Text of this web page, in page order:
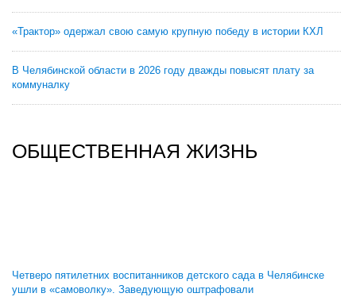
«Трактор» одержал свою самую крупную победу в истории КХЛ
В Челябинской области в 2026 году дважды повысят плату за
коммуналку
ОБЩЕСТВЕННАЯ ЖИЗНЬ
Четверо пятилетних воспитанников детского сада в Челябинске
ушли в «самоволку». Заведующую оштрафовали